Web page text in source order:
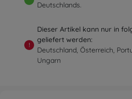
Deutschlands.
!
Dieser Artikel kann nur in
geliefert werden:
Deutschland, Österreich,
Ungarn